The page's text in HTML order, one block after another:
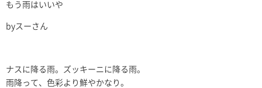
もう雨はいいや
byスーさん
ナスに降る雨。ズッキーニに降る雨。
雨降って、色彩より鮮やかなり。